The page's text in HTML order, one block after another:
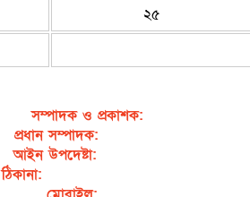
২৫
সম্পাদক ও প্রকাশক:জেবুন্নেছা জেসি
প্রধান সম্পাদক:
আইন উপদেষ্টা:এডভোকেট নাসরিন আক্তার
ঠিকানা:গর্জনখোলা, চকবাজার, কুমিল্লা – ৩৫০০